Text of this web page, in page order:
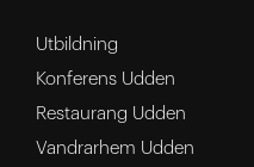
Utbildning
Konferens Udden
Restaurang Udden
Vandrarhem Udden